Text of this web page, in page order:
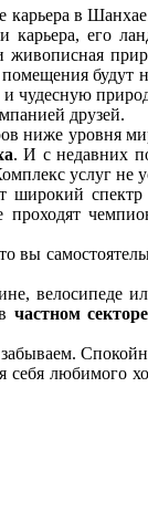
карьера в
его
будут
и чудесную
друзей.
ниже уровня
. И с недавних
услуг не
спектр
вы
велосипеде
частном секторе
себя любимого